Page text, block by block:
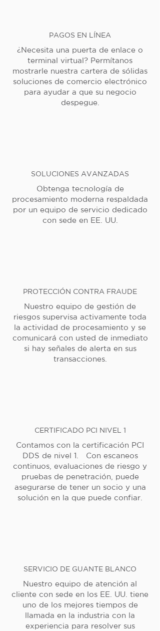
PAGOS EN LÍNEA
¿Necesita una puerta de enlace o
terminal virtual? Permítanos
mostrarle nuestra cartera de sólidas
soluciones de comercio electrónico
para ayudar a que su negocio
despegue.
SOLUCIONES AVANZADAS
Obtenga tecnología de
procesamiento moderna respaldada
por un equipo de servicio dedicado
con sede en EE. UU.
PROTECCIÓN CONTRA FRAUDE
Nuestro equipo de gestión de
riesgos supervisa activamente toda
la actividad de procesamiento y se
comunicará con usted de inmediato
si hay señales de alerta en sus
transacciones.
CERTIFICADO PCI NIVEL 1
Contamos con la certificación PCI
DDS de nivel 1. Con escaneos
continuos, evaluaciones de riesgo y
pruebas de penetración, puede
asegurarse de tener un socio y una
solución en la que puede confiar.
SERVICIO DE GUANTE BLANCO
Nuestro equipo de atención al
cliente con sede en los EE. UU. tiene
uno de los mejores tiempos de
llamada en la industria con la
experiencia para resolver sus